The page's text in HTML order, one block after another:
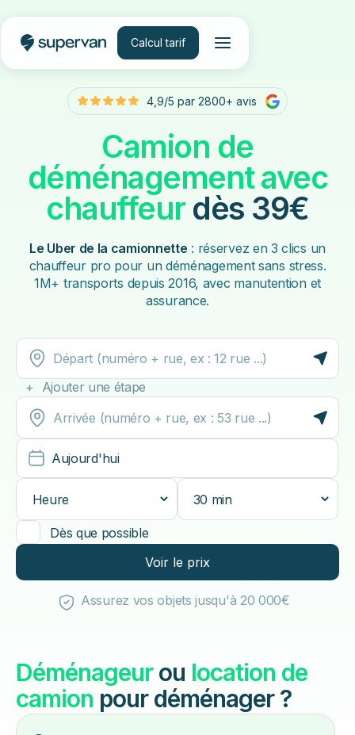
Calcul tarif
4,9/5 par 2800+ avis
Camion de
déménagement avec
chauffeurdès 39€
Le Uber de la camionnette : réservez en 3 clics un
chauffeur pro pour un déménagement sans stress.
1M+ transports depuis 2016, avec manutention et
assurance.
+ Ajouter une étape
Aujourd'hui
Dès que possible
Voir le prix
Assurez vos objets jusqu'à 20 000€
Déménageurou location de
camion pour déménager ?